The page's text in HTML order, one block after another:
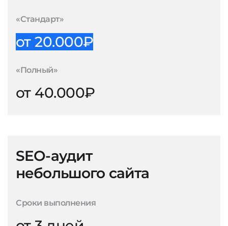
«Стандарт»
от 20.000₽
«Полный»
от 40.000₽
SEO-аудит
небольшого сайта
Сроки выполнения